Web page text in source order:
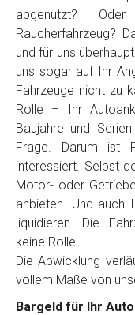
Telefon *
Email
PLZ und Ort
Foto Nr. 1
Foto Nr. 2
Foto Nr. 3
abgenutzt?
Raucherfahrzeug?
und für uns
uns sogar auf Ihr
Fahrzeuge nicht zu
Rolle – Ihr
Baujahre und
Frage. Darum ist
interessiert. Selbst
Motor- oder
anbieten. Und auch
liquidieren. Die
keine Rolle.
Die Abwicklung
vollem Maße von
Bargeld für Ihr